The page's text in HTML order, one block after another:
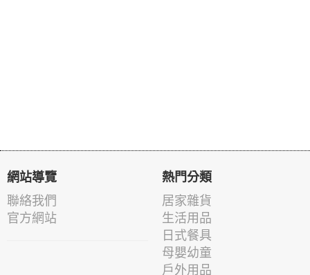
網站導覽
聯絡我們
官方網站
熱門分類
居家雜貨
生活用品
日式餐具
母嬰幼童
戶外用品